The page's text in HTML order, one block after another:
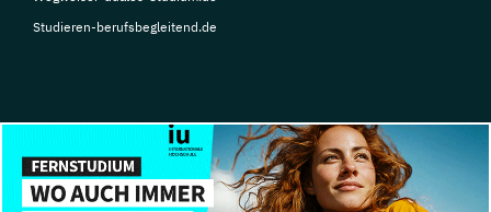
Studieren-berufsbegleitend.de
© Copyright 2026, TarGroup Media GmbH
Impressum
Über Datenschutzerklärung Nutzungsbedingungen